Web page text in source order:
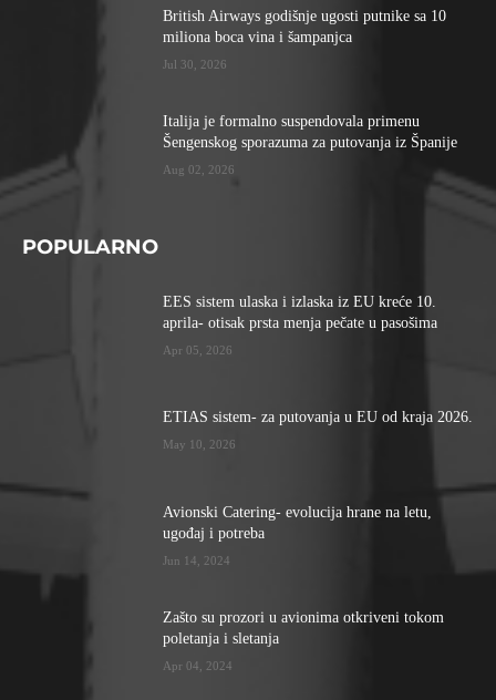
British Airways godišnje ugosti putnike sa 10
miliona boca vina i šampanjca
Jul 30, 2026
Italija je formalno suspendovala primenu
Šengenskog sporazuma za putovanja iz Španije
Aug 02, 2026
POPULARNO
EES sistem ulaska i izlaska iz EU kreće 10.
aprila- otisak prsta menja pečate u pasošima
Apr 05, 2026
ETIAS sistem- za putovanja u EU od kraja 2026.
May 10, 2026
Avionski Catering- evolucija hrane na letu,
ugođaj i potreba
Jun 14, 2024
Zašto su prozori u avionima otkriveni tokom
poletanja i sletanja
Apr 04, 2024